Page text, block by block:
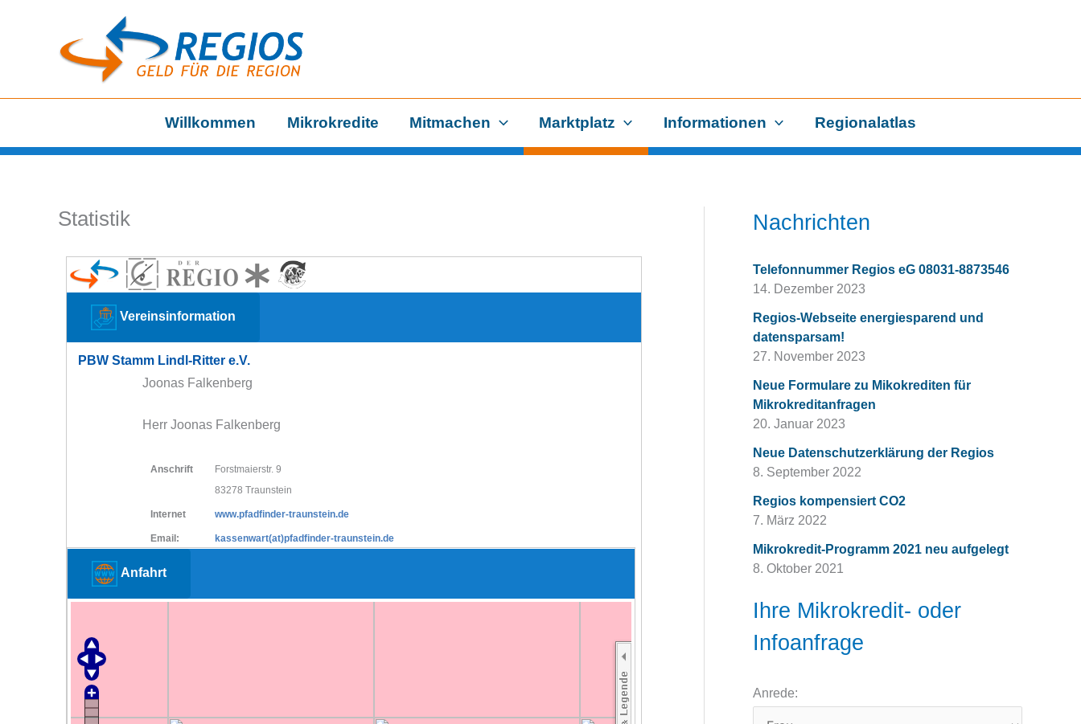
Willkommen Mikrokredite Mitmachen Marktplatz Informationen Regionalatlas
Statistik
Vereinsinformation
PBW Stamm Lindl-Ritter e.V.
Joonas Falkenberg
Herr Joonas Falkenberg
Anschrift
Forstmaierstr. 9
83278 Traunstein
Internet www.pfadfinder-traunstein.de
Email: kassenwart(at)pfadfinder-traunstein.de
Anfahrt
Nachrichten
Telefonnummer Regios eG 08031-8873546
14. Dezember 2023
Regios-Webseite energiesparend und
datensparsam!
27. November 2023
Neue Formulare zu Mikokrediten für
Mikrokreditanfragen
20. Januar 2023
Neue Datenschutzerklärung der Regios
8. September 2022
Regios kompensiert CO2
7. März 2022
Mikrokredit-Programm 2021 neu aufgelegt
8. Oktober 2021
Ihre Mikrokredit- oder
Infoanfrage
Anrede: